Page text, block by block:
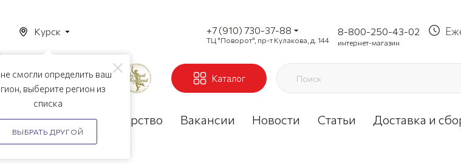
Курск
смогли определить ваш
выберите регион из
списка
ВЫБРАТЬ ДРУГОЙ
+7 (910) 730-37-88
ТЦ "Поворот", пр-т Кулакова, д. 144
8-800-250-43-02
интернет-магазин
Каталог
Акции Партнерство Вакансии Новости Статьи Доставка и